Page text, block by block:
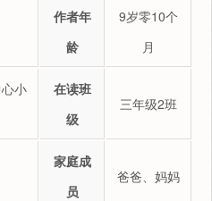
作者年
龄
9岁零10个
月
小
在读班
级
三年级2班
家庭成
员
爸爸、妈妈